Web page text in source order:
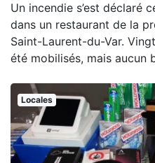
Un incendie s’est déclaré
dans un restaurant de la
Saint-Laurent-du-Var.
été mobilisés, mais aucun
Locales